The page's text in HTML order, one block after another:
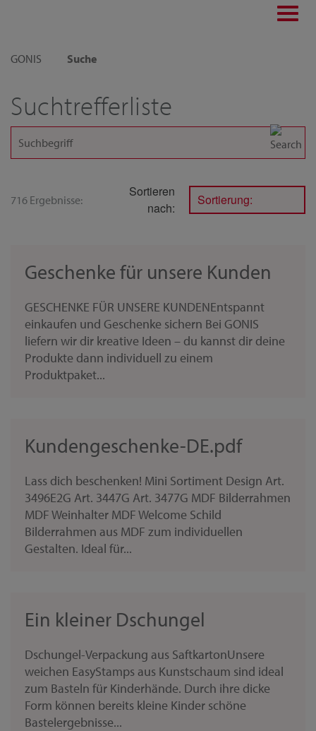
GONIS
Suche
Suchtrefferliste
716 Ergebnisse:
Sortieren
nach:
Sortierung:
Geschenke für unsere Kunden
GESCHENKE FÜR UNSERE KUNDENEntspannt
einkaufen und Geschenke sichern Bei GONIS
liefern wir dir kreative Ideen – du kannst dir deine
Produkte dann individuell zu einem
Produktpaket...
Kundengeschenke-DE.pdf
Lass dich beschenken! Mini Sortiment Design Art.
3496E2G Art. 3447G Art. 3477G MDF Bilderrahmen
MDF Weinhalter MDF Welcome Schild
Bilderrahmen aus MDF zum individuellen
Gestalten. Ideal für...
Ein kleiner Dschungel
Dschungel-Verpackung aus SaftkartonUnsere
weichen EasyStamps aus Kunstschaum sind ideal
zum Basteln für Kinderhände. Durch ihre dicke
Form können bereits kleine Kinder schöne
Bastelergebnisse...